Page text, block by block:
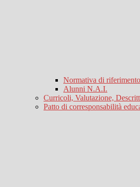
Normativa di
Alunni N.A.I.
Curricoli, Valutazione,
Patto di corresponsabilità